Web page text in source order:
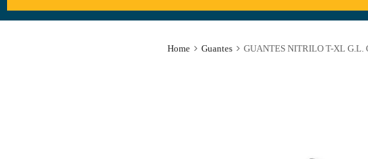
Home Guantes GUANTES NITRILO T-XL G.L.